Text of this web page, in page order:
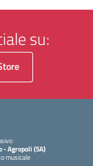
su:
- Agropoli (SA)
musicale